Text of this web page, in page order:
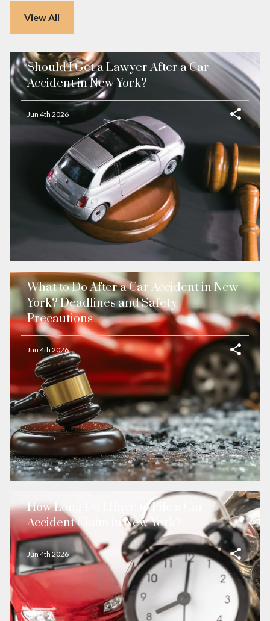
View All
Should I Get a Lawyer After a Car
Accident in New York?
Jun 4th 2026
What to Do After a Car Accident in New
York? Deadlines and Safety
Precautions
Jun 4th 2026
How Long Do I Have to File a Car
Accident Claim in New York?
Jun 4th 2026